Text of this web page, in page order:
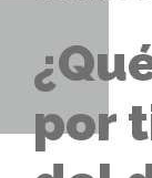
por